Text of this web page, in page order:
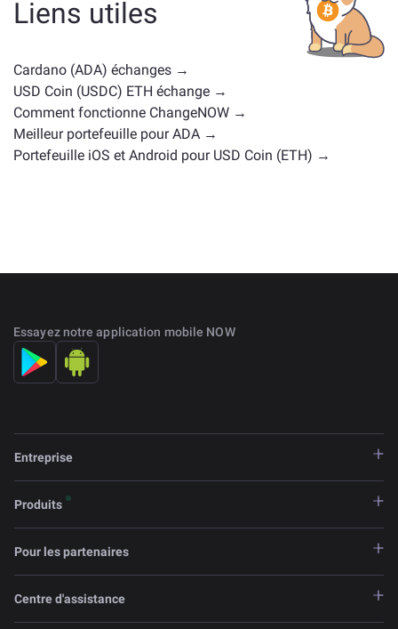
cryptomonnaies avec des cas d'utilisation ou des
positions de marché similaires. Consultez tous les
actifs disponibles pour échange sur la
page d'échange
principale.
Liens utiles
Cardano (ADA) échanges →
USD Coin (USDC) ETH échange →
Comment fonctionne ChangeNOW →
Meilleur portefeuille pour ADA →
Portefeuille iOS et Android pour USD Coin (ETH) →
Essayez notre application mobile NOW
Entreprise
Produits
Pour les partenaires
Centre d'assistance